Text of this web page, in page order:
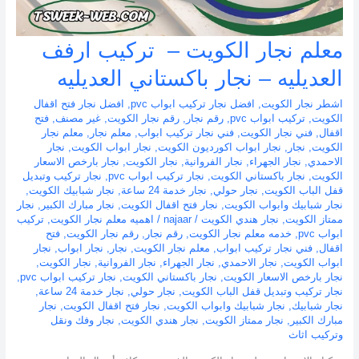
معلم نجار الكويت – تركيب ارفف
العديليه – نجار باكستاني العديليه
اشطر نجار الكويت, افضل نجار تركيب ابواب pvc ,
افضل نجار فتح اقفال
الكويت, تركيب ابواب pvc , رقم نجار رقم نجار الكويت, غير مصنف, فتح
اقفال فني نجار الكويت, فني نجار تركيب ابواب, معلم نجار
معلم نجار
الكويت, نجار نجار ابواب اكورديون الكويت, نجار ابواب الكويت, نجار
الاحمدي
نجار الجهراء نجار الفروانية نجار الكويت, نجار بارخص الاسعار
الكويت, نجار باكستاني الكويت, نجار تركيب ابواب pvc , نجار تركيب وتبديل
قفل الباب الكويت, نجار حولي نجار خدمة 24 ساعة نجار شبابيك الكويت,
نجار شبابيك وابواب الكويت, نجار فتح اقفال الكويت, نجار مبارك الكبير
نجار
ممتاز الكويت, نجار هندي الكويت/
najaar
/ اهميه معلم نجار الكويت, تركيب
ابواب pvc
, خدمه معلم نجار الكويت, رقم نجار رقم نجار الكويت, فتح
اقفال فني نجار تركيب ابواب, معلم نجار الكويت, نجار نجار ابواب, نجار
ابواب الكويت, نجار الاحمدي نجار الجهراء نجار الفروانية نجار الكويت,
نجار بارخص الاسعار الكويت, نجار باكستاني الكويت, نجار تركيب ابواب pvc
,
نجار تركيب وتبديل قفل الباب الكويت, نجار حولي نجار خدمة 24 ساعة
نجار شبابيك
نجار شبابيك وابواب الكويت, نجار فتح اقفال الكويت, نجار
مبارك الكبير
نجار ممتاز الكويت, نجار هندي الكويت, نجار وفك ونقل
وتركيب اثاث